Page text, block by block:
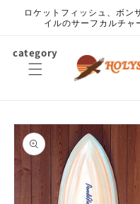
ンツに
ロケットフィッシュ、ボン
イルのサーフカルチャ
category
商品情
報にス
キップ